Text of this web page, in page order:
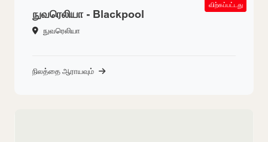
SOLD OUT
நுவரெலியா - Blackpool
நுவரெலியா
விற்கப்பட்டது
நிலத்தை ஆராயவும்